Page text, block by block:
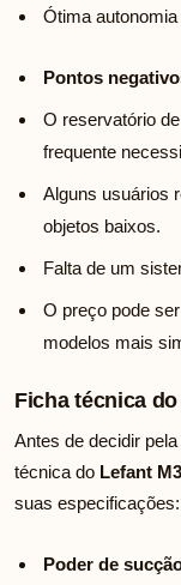
Ótima
Pontos
O reservatório
frequente
Alguns usuários
objetos baixos.
Falta de um
O preço pode
modelos mais
Ficha técnica
Antes de decidir
técnica do Lefant
suas especificações:
Poder de